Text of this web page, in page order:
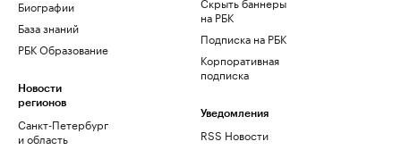
Биографии
База знаний
РБК Образование
Новости
регионов
Санкт-Петербург
и область
на РБК
Подписка на РБК
Корпоративная
подписка
Уведомления
RSS Новости